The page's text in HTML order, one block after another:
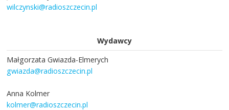
wilczynski@radioszczecin.pl
Wydawcy
Małgorzata Gwiazda-Elmerych
gwiazda@radioszczecin.pl
Anna Kolmer
kolmer@radioszczecin.pl